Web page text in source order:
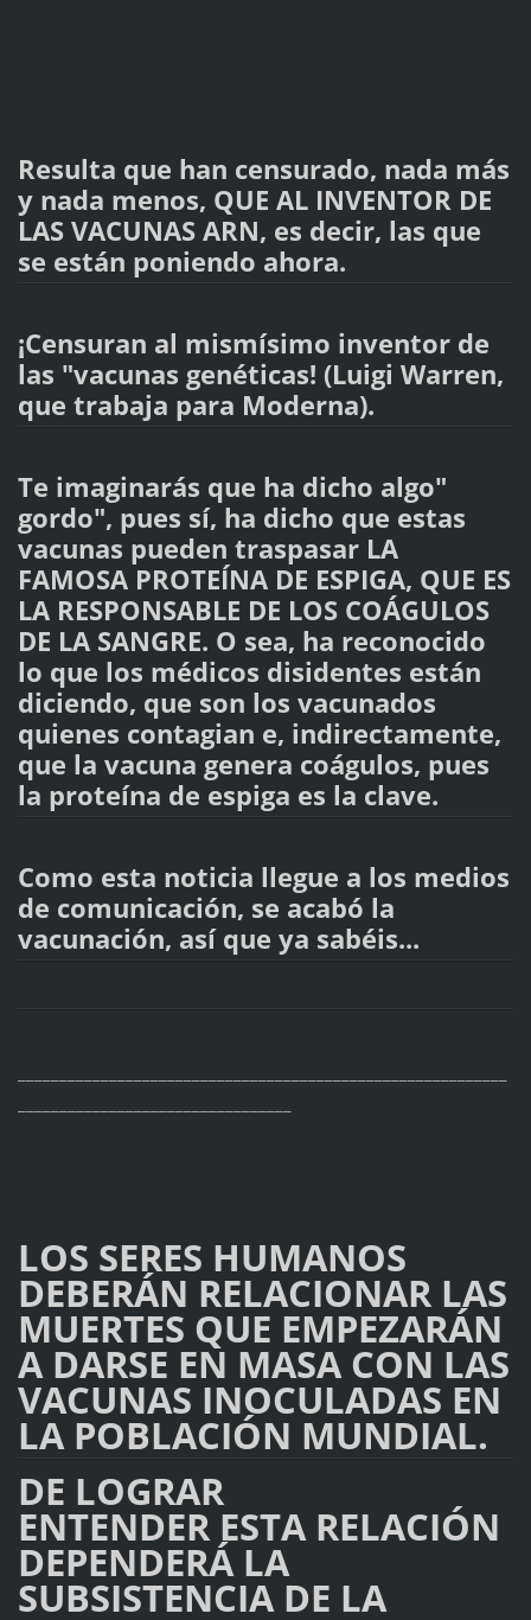
Resulta que han censurado, nada más
y nada menos, QUE AL INVENTOR DE
LAS VACUNAS ARN, es decir, las que
se están poniendo ahora.
¡Censuran al mismísimo inventor de
las "vacunas genéticas! (Luigi Warren,
que trabaja para Moderna).
Te imaginarás que ha dicho algo"
gordo", pues sí, ha dicho que estas
vacunas pueden traspasar LA
FAMOSA PROTEÍNA DE ESPIGA, QUE ES
LA RESPONSABLE DE LOS COÁGULOS
DE LA SANGRE. O sea, ha reconocido
lo que los médicos disidentes están
diciendo, que son los vacunados
quienes contagian e, indirectamente,
que la vacuna genera coágulos, pues
la proteína de espiga es la clave.
Como esta noticia llegue a los medios
de comunicación, se acabó la
vacunación, así que ya sabéis...
LOS SERES HUMANOS
DEBERÁN RELACIONAR LAS
MUERTES QUE EMPEZARÁN
A DARSE EN MASA CON LAS
VACUNAS INOCULADAS EN
LA POBLACIÓN MUNDIAL.
DE LOGRAR
ENTENDER ESTA RELACIÓN
DEPENDERÁ LA
SUBSISTENCIA DE LA